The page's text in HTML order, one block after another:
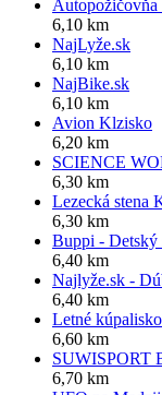
6,10 km
NajLyže.sk
6,10 km
NajBike.sk
6,10 km
Avion Klzisko
6,20 km
SCIENCE
6,30 km
Lezecká stena
6,30 km
Buppi - Detský
6,40 km
Najlyže.sk -
6,40 km
Letné
6,60 km
SUWISPORT
6,70 km